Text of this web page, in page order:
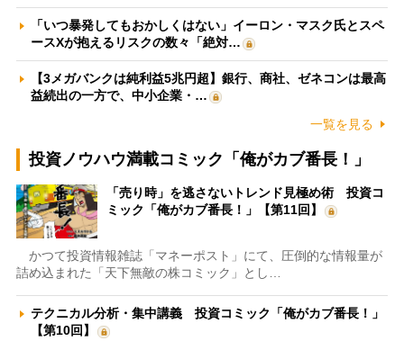
「いつ暴発してもおかしくはない」イーロン・マスク氏とスペ
ースXが抱えるリスクの数々「絶対…
【3メガバンクは純利益5兆円超】銀行、商社、ゼネコンは最高
益続出の一方で、中小企業・…
一覧を見る
投資ノウハウ満載コミック「俺がカブ番長！」
「売り時」を逃さないトレンド見極め術 投資コ
ミック「俺がカブ番長！」【第11回】
かつて投資情報雑誌「マネーポスト」にて、圧倒的な情報量が
詰め込まれた「天下無敵の株コミック」とし…
テクニカル分析・集中講義 投資コミック「俺がカブ番長！」
【第10回】